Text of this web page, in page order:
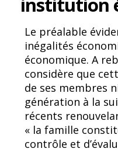
Le préalable
inégalités
économique. A
considère que
de ses membres
génération à la
récents
« la famille
contrôle et